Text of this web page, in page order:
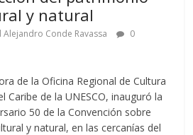
y natural
Alejandro Conde Ravassa
0
de la Oficina Regional de Cultura
Caribe de la UNESCO, inauguró la
50 de la Convención sobre
y natural, en las cercanías del